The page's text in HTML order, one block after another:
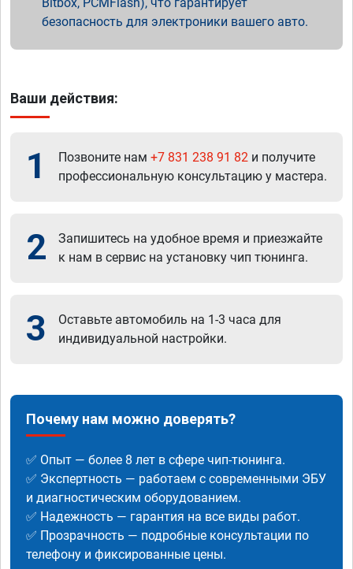
безопасность для электроники вашего авто.
Ваши действия:
1 Позвоните нам +7 831 238 91 82 и получите
профессиональную консультацию у мастера.
2
Запишитесь на удобное время и приезжайте
к нам в сервис на установку чип тюнинга.
3
Оставьте автомобиль на 1-3 часа для
индивидуальной настройки.
Почему нам можно доверять?
✅ Опыт — более 8 лет в сфере чип-тюнинга.
✅ Экспертность — работаем с современными ЭБУ
и диагностическим оборудованием.
✅ Надежность — гарантия на все виды работ.
✅ Прозрачность — подробные консультации по
телефону и фиксированные цены.